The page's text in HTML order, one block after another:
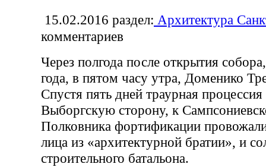
15.02.2016 раздел: Архитектура
комментариев
Через полгода после открытия
года, в пятом часу утра, Доменико
Спустя пять дней траурная процессия
Выборгскую сторону, к
Полковника фортификации
лица из «архитектурной братии», и
строительного батальона.